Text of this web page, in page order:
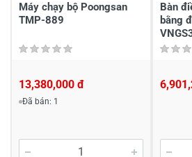
Gửi nhận xét
Máy chạy bộ Poongsan
TMP-889
13,380,000 đ
Đã bán: 1
Bàn
bằng